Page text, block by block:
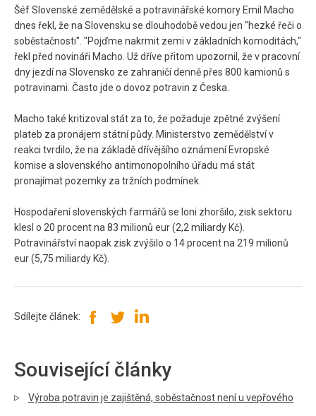
Šéf Slovenské zemědělské a potravinářské komory Emil Macho
dnes řekl, že na Slovensku se dlouhodobě vedou jen "hezké řeči o
soběstačnosti". "Pojďme nakrmit zemi v základních komoditách,"
řekl před novináři Macho. Už dříve přitom upozornil, že v pracovní
dny jezdí na Slovensko ze zahraničí denně přes 800 kamionů s
potravinami. Často jde o dovoz potravin z Česka.
Macho také kritizoval stát za to, že požaduje zpětné zvýšení
plateb za pronájem státní půdy. Ministerstvo zemědělství v
reakci tvrdilo, že na základě dřívějšího oznámení Evropské
komise a slovenského antimonopolního úřadu má stát
pronajímat pozemky za tržních podmínek.
Hospodaření slovenských farmářů se loni zhoršilo, zisk sektoru
klesl o 20 procent na 83 milionů eur (2,2 miliardy Kč).
Potravinářství naopak zisk zvýšilo o 14 procent na 219 milionů
eur (5,75 miliardy Kč).
Sdílejte článek:
Související články
Výroba potravin je zajištěná, soběstačnost není u vepřového